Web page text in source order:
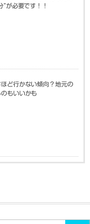
”が必要です！！
ほど行かない傾向？地元の
もいいかも